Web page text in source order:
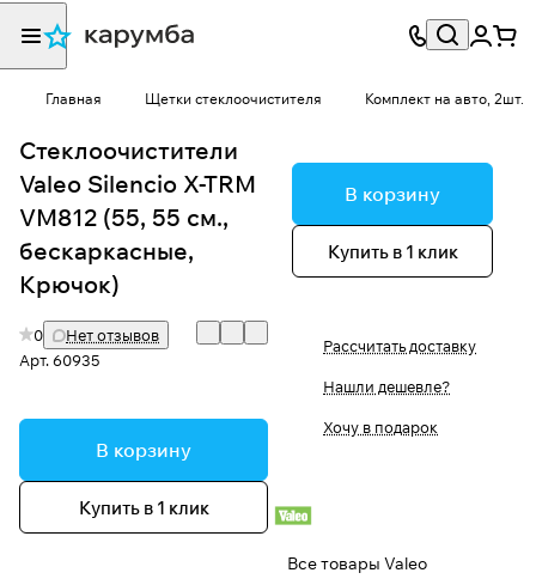
Главная Щетки стеклоочистителя Комплект на авто, 2шт.
Стеклоочистители
Valeo Silencio X-TRM
VM812 (55, 55 см.,
бескаркасные,
Крючок)
0
Нет отзывов
Арт.60935
В корзину
Купить в 1 клик
В корзину
Купить в 1 клик
Рассчитать доставку
Нашли дешевле?
Хочу в подарок
Все товары Valeo